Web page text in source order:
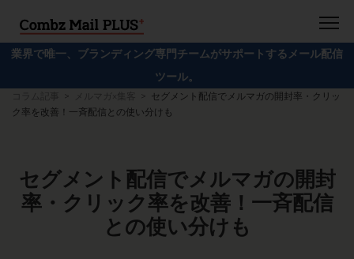
業界で唯一、ブランディング専門チームがサポートするメール配信
ツール。
セグメント配信でメルマガの開封率・クリッ
ク率を改善！一斉配信との使い分けも
セグメント配信でメルマガの開封
率・クリック率を改善！一斉配信
との使い分けも